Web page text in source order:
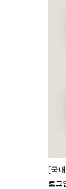
[국
로그